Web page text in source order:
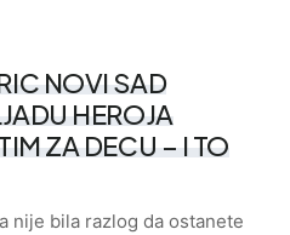
NOVI SAD
HEROJA
ZA DECU – I TO
nije bila razlog da ostanete